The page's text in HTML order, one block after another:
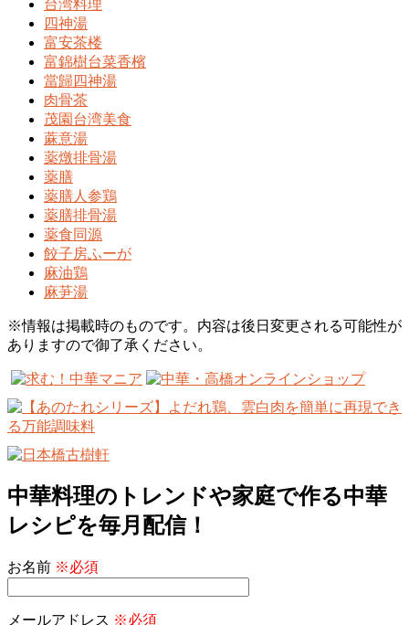
台湾料理
四神湯
富安茶楼
富錦樹台菜香檳
當歸四神湯
肉骨茶
茂園台湾美食
蔴意湯
薬燉排骨湯
薬膳
薬膳人参鶏
薬膳排骨湯
薬食同源
餃子房ふーが
麻油鶏
麻芛湯
※情報は掲載時のものです。内容は後日変更される可能性が
ありますので御了承ください。
中華料理のトレンドや家庭で作る中華
レシピを毎月配信！
お名前 ※必須
メールアドレス ※必須